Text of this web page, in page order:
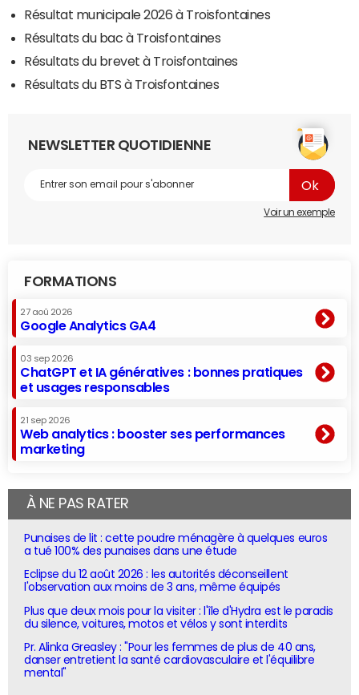
Résultat municipale 2026 à Troisfontaines
Résultats du bac à Troisfontaines
Résultats du brevet à Troisfontaines
Résultats du BTS à Troisfontaines
NEWSLETTER QUOTIDIENNE
Voir un exemple
FORMATIONS
27 aoû 2026
Google Analytics GA4
03 sep 2026
ChatGPT et IA génératives : bonnes pratiques
et usages responsables
21 sep 2026
Web analytics : booster ses performances
marketing
À NE PAS RATER
Punaises de lit : cette poudre ménagère à quelques euros
a tué 100% des punaises dans une étude
Eclipse du 12 août 2026 : les autorités déconseillent
l'observation aux moins de 3 ans, même équipés
Plus que deux mois pour la visiter : l'île d'Hydra est le paradis
du silence, voitures, motos et vélos y sont interdits
Pr. Alinka Greasley : "Pour les femmes de plus de 40 ans,
danser entretient la santé cardiovasculaire et l'équilibre
mental"